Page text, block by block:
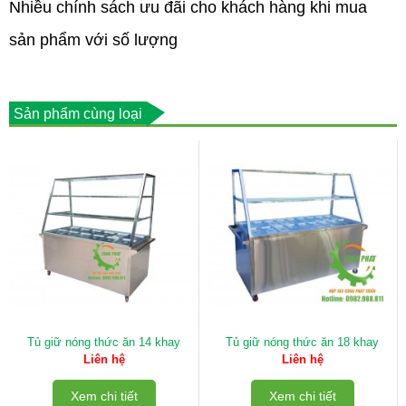
Nhiều chính sách ưu đãi cho khách hàng khi mua
sản phẩm với số lượng
Sản phẩm cùng loại
Tủ giữ nóng thức ăn 14 khay
Liên hệ
Xem chi tiết
Tủ giữ nóng thức ăn 18 khay
Liên hệ
Xem chi tiết